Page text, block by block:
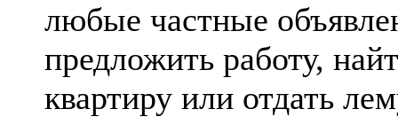
любые частные
предложить работу,
квартиру или отдать